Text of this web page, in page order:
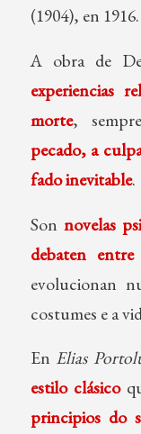
(1904), en 1916.
A obra de
experiencias
morte,
pecado, a
fado inevitable.
Son novelas
debaten
evolucionan
costumes e a
En Elias
estilo clásico
principios do